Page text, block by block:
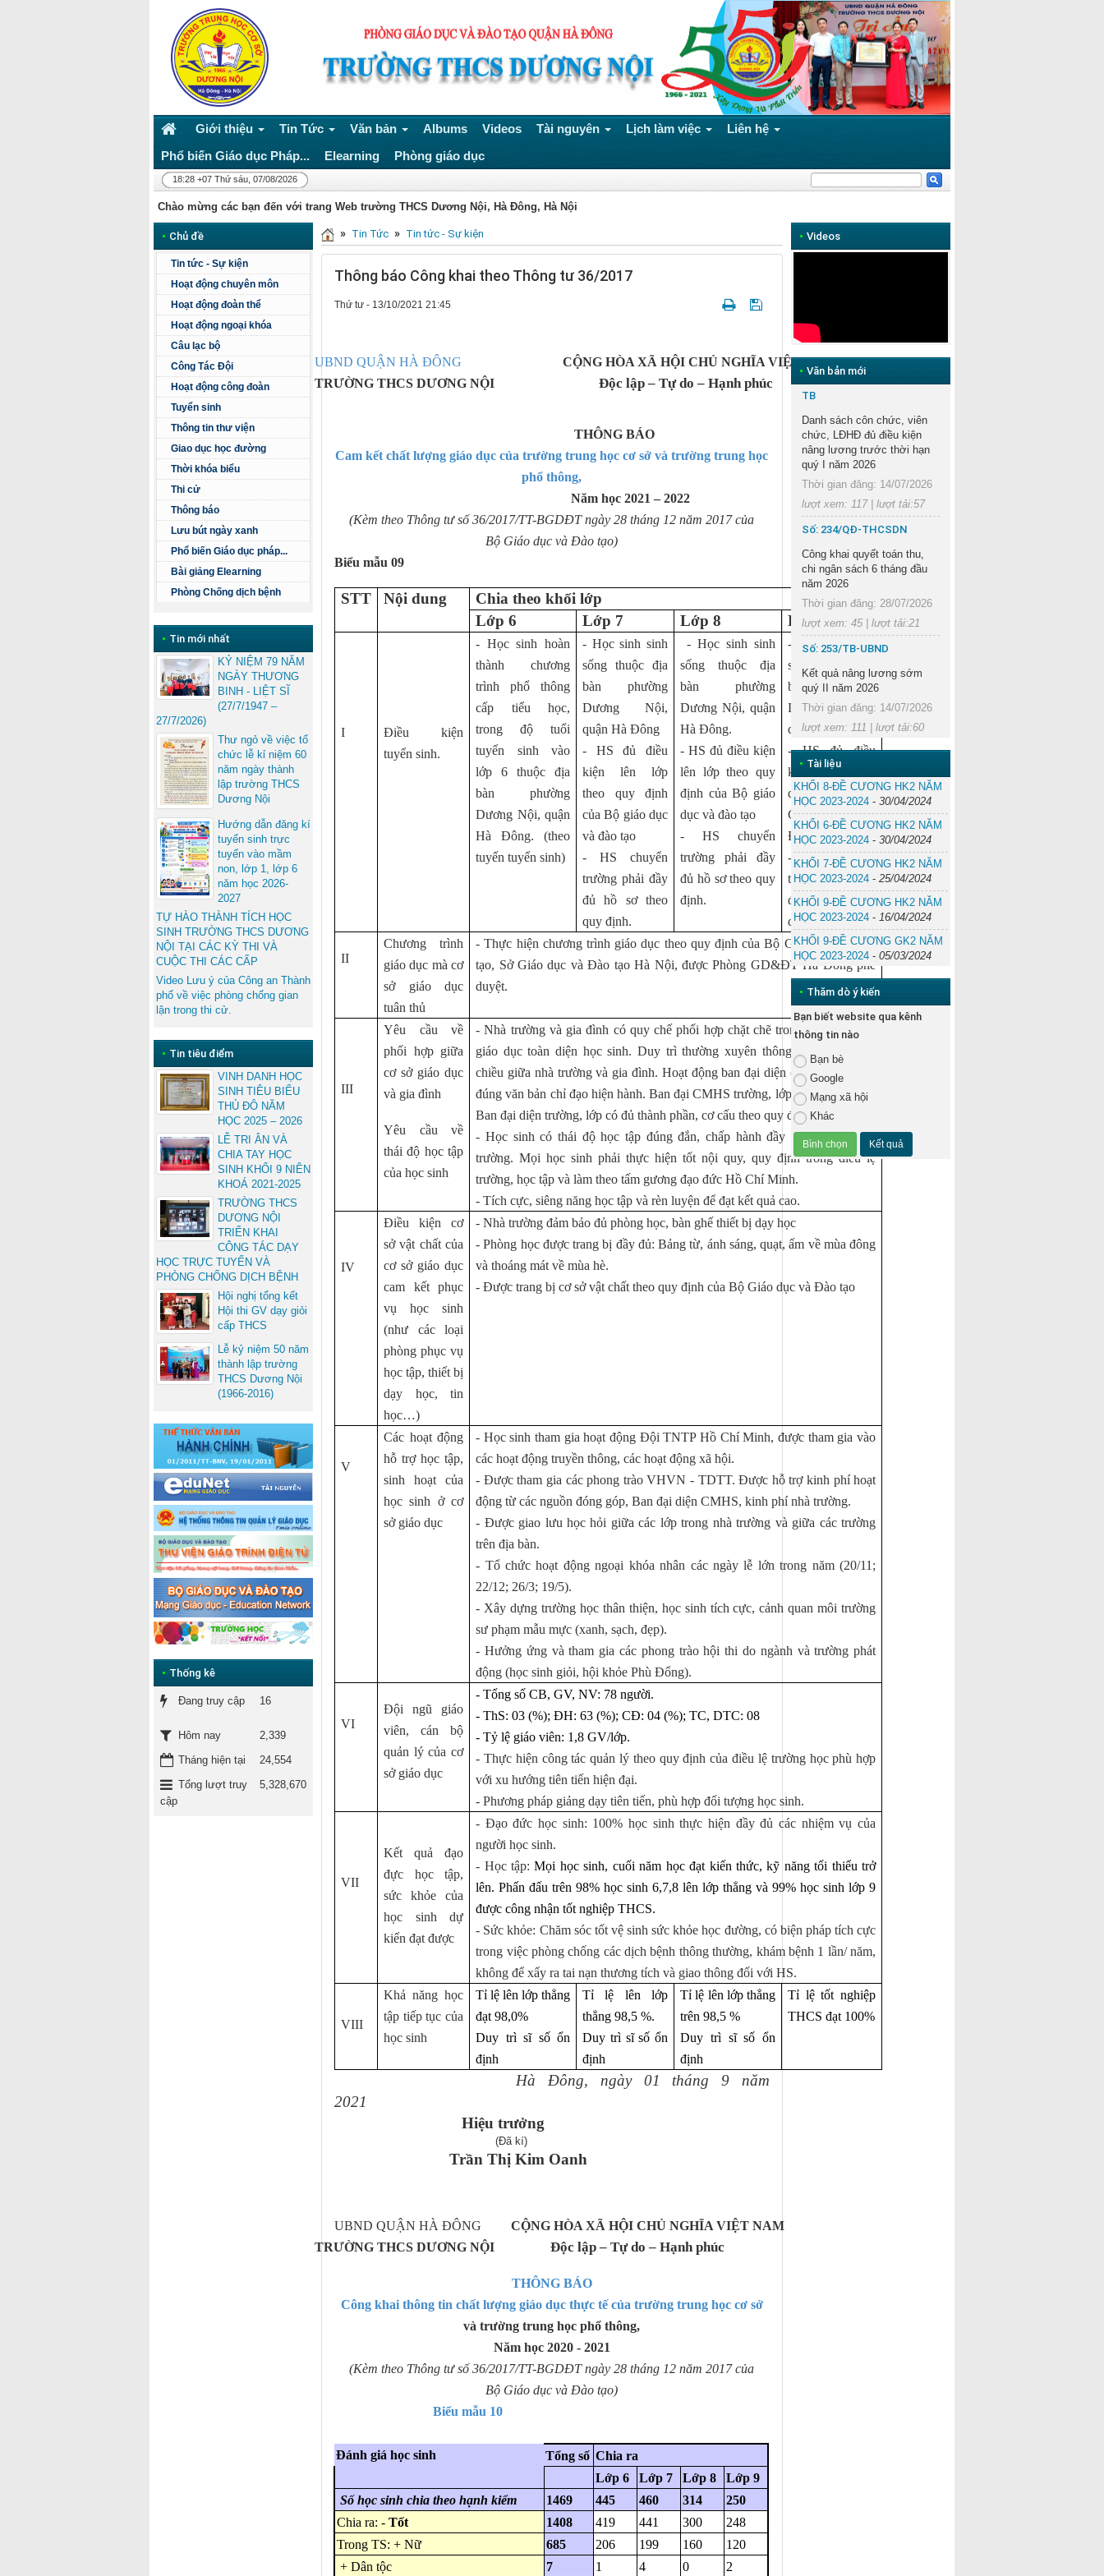
Giới thiệu Tin Tức Văn bản Albums Videos Tài nguyên Lịch làm việc
Liên hệ
Phổ biến Giáo dục Pháp...
Elearning Phòng giáo dục
18:28 +07 Thứ sáu, 07/08/2026
Chào mừng các bạn đến với trang Web trường THCS Dương Nội, Hà Đông, Hà Nội
» Tin Tức » Tin tức - Sự kiện
Thông báo Công khai theo Thông tư 36/2017
Thứ tư - 13/10/2021 21:45
UBND QUẬN HÀ ĐÔNG
TRƯỜNG THCS DƯƠNG NỘI
CỘNG HÒA XÃ HỘI CHỦ NGHĨA VIỆT NAM
Độc lập – Tự do – Hạnh phúc
THÔNG BÁO
Cam kết chất lượng giáo dục của trường trung học cơ sở và trường trung học
phổ thông,
Năm học 2021 – 2022
(Kèm theo Thông tư số 36/2017/TT-BGDĐT ngày 28 tháng 12 năm 2017 của
Bộ Giáo dục và Đào tạo)
Biểu mẫu 09
STT Nội dung
Chia theo khối lớp
Lớp 6
Lớp 7 Lớp 8 Lớp 9
I
Điều kiện
tuyển sinh.
- Học sinh hoàn
thành chương
trình phổ thông
cấp tiểu học,
trong độ tuổi
tuyển sinh vào
lớp 6 thuộc địa
bàn phường
Dương Nội, quận
Hà Đông. (theo
tuyến tuyển sinh)
- Học sinh sinh
sống thuộc địa
bàn phường
Dương Nội,
quận Hà Đông
- HS đủ điều
kiện lên lớp
theo quy định
của Bộ giáo dục
và đào tạo
- HS chuyển
trường phải đầy
đủ hồ sơ theo
quy định.
- Học sinh sinh
sống thuộc địa
bàn phường
Dương Nội, quận
Hà Đông.
- HS đủ điều kiện
lên lớp theo quy
định của Bộ giáo
dục và đào tạo
- HS chuyển
trường phải đầy
đủ hồ sơ theo quy
định.
- Học sinh sinh
sống thuộc địa
bàn phường
Dương Nội,
quận Hà Đông
- HS đủ điều
kiện lên lớp theo
quy định của Bộ
Giáo dục và
Đào tạo
- HS chuyển
trường phải đầy
đủ hồ sơ theo
quy định.
II
Chương trình
giáo dục mà cơ
sở giáo dục
tuân thủ
- Thực hiện chương trình giáo dục theo quy định của Bộ Giáo dục và Đào
tạo, Sở Giáo dục và Đào tạo Hà Nội, được Phòng GD&ĐT Hà Đông phê
duyệt.
III
Yêu cầu về
phối hợp giữa
cơ sở giáo dục
và gia đình
Yêu cầu về
thái độ học tập
của học sinh
- Nhà trường và gia đình có quy chế phối hợp chặt chẽ trong việc quản lý,
giáo dục toàn diện học sinh. Duy trì thường xuyên thông tin liên lạc hai
chiều giữa nhà trường và gia đình. Hoạt động ban đại diện cha mẹ học sinh
đúng văn bản chỉ đạo hiện hành. Ban đại CMHS trường, lớp họp 3 lần/ năm.
Ban đại diện trường, lớp có đủ thành phần, cơ cấu theo quy định.
- Học sinh có thái độ học tập đúng đắn, chấp hành đầy đủ nội quy nhà
trường. Mọi học sinh phải thực hiện tốt nội quy, quy định trong điều lệ
trường, học tập và làm theo tấm gương đạo đức Hồ Chí Minh.
- Tích cực, siêng năng học tập và rèn luyện để đạt kết quả cao.
IV
Điều kiện cơ
sở vật chất của
cơ sở giáo dục
cam kết phục
vụ học sinh
(như các loại
phòng phục vụ
học tập, thiết bị
dạy học, tin
học…)
- Nhà trường đảm bảo đủ phòng học, bàn ghế thiết bị dạy học
- Phòng học được trang bị đầy đủ: Bảng từ, ánh sáng, quạt, ấm về mùa đông
và thoáng mát về mùa hè.
- Được trang bị cơ sở vật chất theo quy định của Bộ Giáo dục và Đào tạo
V
Các hoạt động
hỗ trợ học tập,
sinh hoạt của
học sinh ở cơ
sở giáo dục
- Học sinh tham gia hoạt động Đội TNTP Hồ Chí Minh, được tham gia vào
các hoạt động truyền thông, các hoạt động xã hội.
- Được tham gia các phong trào VHVN - TDTT. Được hỗ trợ kinh phí hoạt
động từ các nguồn đóng góp, Ban đại diện CMHS, kinh phí nhà trường.
- Được giao lưu học hỏi giữa các lớp trong nhà trường và giữa các trường
trên địa bàn.
- Tổ chức hoạt động ngoại khóa nhân các ngày lễ lớn trong năm (20/11;
22/12; 26/3; 19/5).
- Xây dựng trường học thân thiện, học sinh tích cực, cảnh quan môi trường
sư phạm mẫu mực (xanh, sạch, đẹp).
- Hưởng ứng và tham gia các phong trào hội thi do ngành và trường phát
động (học sinh giỏi, hội khỏe Phù Đổng).
VI
Đội ngũ giáo
viên, cán bộ
quản lý của cơ
sở giáo dục
- Tổng số CB, GV, NV: 78 người.
- ThS: 03 (%); ĐH: 63 (%); CĐ: 04 (%); TC, DTC: 08
- Tỷ lệ giáo viên: 1,8 GV/lớp.
- Thực hiện công tác quản lý theo quy định của điều lệ trường học phù hợp
với xu hướng tiên tiến hiện đại.
- Phương pháp giảng dạy tiên tiến, phù hợp đối tượng học sinh.
VII
Kết quả đạo
đực học tập,
sức khỏe của
học sinh dự
kiến đạt được
- Đạo đức học sinh: 100% học sinh thực hiện đầy đủ các nhiệm vụ của
người học sinh.
- Học tập:Mọi học sinh, cuối năm học đạt kiến thức, kỹ năng tối thiểu trở
lên. Phấn đấu trên 98% học sinh 6,7,8 lên lớp thẳng và 99% học sinh lớp 9
được công nhận tốt nghiệp THCS.
- Sức khỏe: Chăm sóc tốt vệ sinh sức khỏe học đường, có biện pháp tích cực
trong việc phòng chống các dịch bệnh thông thường, khám bệnh 1 lần/ năm,
không để xẩy ra tai nạn thương tích và giao thông đối với HS.
VIII
Khả năng học
tập tiếp tục của
học sinh
Tỉ lệ lên lớp thẳng
đạt 98,0%
Duy trì sĩ số ổn
định
Tỉ lệ lên lớp
thẳng 98,5 %.
Duy trì sĩ số ổn
định
Tỉ lệ lên lớp thẳng
trên 98,5 %
Duy trì sĩ số ổn
định
Tỉ lệ tốt nghiệp
THCS đạt 100%
Hà Đông, ngày 01 tháng 9 năm
2021
Hiệu trưởng
(Đã kí)
Trần Thị Kim Oanh
UBND QUẬN HÀ ĐÔNG
TRƯỜNG THCS DƯƠNG NỘI
CỘNG HÒA XÃ HỘI CHỦ NGHĨA VIỆT NAM
Độc lập – Tự do – Hạnh phúc
THÔNG BÁO
Công khai thông tin chất lượng giáo dục thực tế của trường trung học cơ sở
và trường trung học phổ thông,
Năm học 2020 - 2021
(Kèm theo Thông tư số 36/2017/TT-BGDĐT ngày 28 tháng 12 năm 2017 của
Bộ Giáo dục và Đào tạo)
Biểu mẫu 10
Đánh giá học sinh Tổng số Chia ra
Lớp 6
Lớp 7 Lớp 8
Lớp 9
Số học sinh chia theo hạnh kiểm
1469 445 460 314
250
Chia ra: -Tốt 1408 419 441 300
248
Trong TS: + Nữ
685 206 199 160
120
+ Dân tộc
7 1 4 0
2
• Videos
• Văn bản mới
TB
Danh sách côn chức, viên
chức, LĐHĐ đủ điều kiện
nâng lương trước thời hạn
quý I năm 2026
Thời gian đăng: 14/07/2026
lượt xem: 117 | lượt tải:57
Số: 234/QĐ-THCSDN
Công khai quyết toán thu,
chi ngân sách 6 tháng đầu
năm 2026
Thời gian đăng: 28/07/2026
lượt xem: 45 | lượt tải:21
Số: 253/TB-UBND
Kết quả nâng lương sớm
quý II năm 2026
Thời gian đăng: 14/07/2026
lượt xem: 111 | lượt tải:60
• Tài liệu
KHỐI 8-ĐỀ CƯƠNG HK2 NĂM
HỌC 2023-2024- 30/04/2024
KHỐI 6-ĐỀ CƯƠNG HK2 NĂM
HỌC 2023-2024- 30/04/2024
KHỐI 7-ĐỀ CƯƠNG HK2 NĂM
HỌC 2023-2024- 25/04/2024
KHỐI 9-ĐỀ CƯƠNG HK2 NĂM
HỌC 2023-2024- 16/04/2024
KHỐI 9-ĐỀ CƯƠNG GK2 NĂM
HỌC 2023-2024- 05/03/2024
• Thăm dò ý kiến
Bạn biết website qua kênh
thông tin nào
Bạn bè
Google
Mạng xã hội
Khác
• Chủ đề
Tin tức - Sự kiện
Hoạt động chuyên môn
Hoạt động đoàn thể
Hoạt động ngoại khóa
Câu lạc bộ
Công Tác Đội
Hoạt động công đoàn
Tuyển sinh
Thông tin thư viện
Giao dục học đường
Thời khóa biểu
Thi cử
Thông báo
Lưu bút ngày xanh
Phổ biến Giáo dục pháp...
Bài giảng Elearning
Phòng Chống dịch bệnh
• Tin mới nhất
KỶ NIỆM 79 NĂM
NGÀY THƯƠNG
BINH - LIỆT SĨ
(27/7/1947 –
27/7/2026)
Thư ngỏ về việc tổ
chức lễ kỉ niệm 60
năm ngày thành
lập trường THCS
Dương Nội
Hướng dẫn đăng kí
tuyển sinh trực
tuyến vào mầm
non, lớp 1, lớp 6
năm học 2026-
2027
TỰ HÀO THÀNH TÍCH HỌC
SINH TRƯỜNG THCS DƯƠNG
NỘI TẠI CÁC KỲ THI VÀ
CUỘC THI CÁC CẤP
Video Lưu ý của Công an Thành
phố về việc phòng chống gian
lận trong thi cử.
• Tin tiêu điểm
VINH DANH HỌC
SINH TIÊU BIỂU
THỦ ĐÔ NĂM
HỌC 2025 – 2026
LỄ TRI ÂN VÀ
CHIA TAY HỌC
SINH KHỐI 9 NIÊN
KHOÁ 2021-2025
TRƯỜNG THCS
DƯƠNG NỘI
TRIỂN KHAI
CÔNG TÁC DẠY
HỌC TRỰC TUYẾN VÀ
PHÒNG CHỐNG DỊCH BỆNH
Hội nghị tổng kết
Hội thi GV dạy giỏi
cấp THCS
Lễ kỷ niệm 50 năm
thành lập trường
THCS Dương Nội
(1966-2016)
• Thống kê
Đang truy cập 16
Hôm nay
2,339
Tháng hiện tại
24,554
Tổng lượt truy
cập
5,328,670